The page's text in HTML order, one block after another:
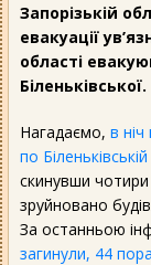
Запорізькій
евакуації
області
Нагадаємо, в
по
скинувши чотири
зруйновано
За останньою
загинули, 44